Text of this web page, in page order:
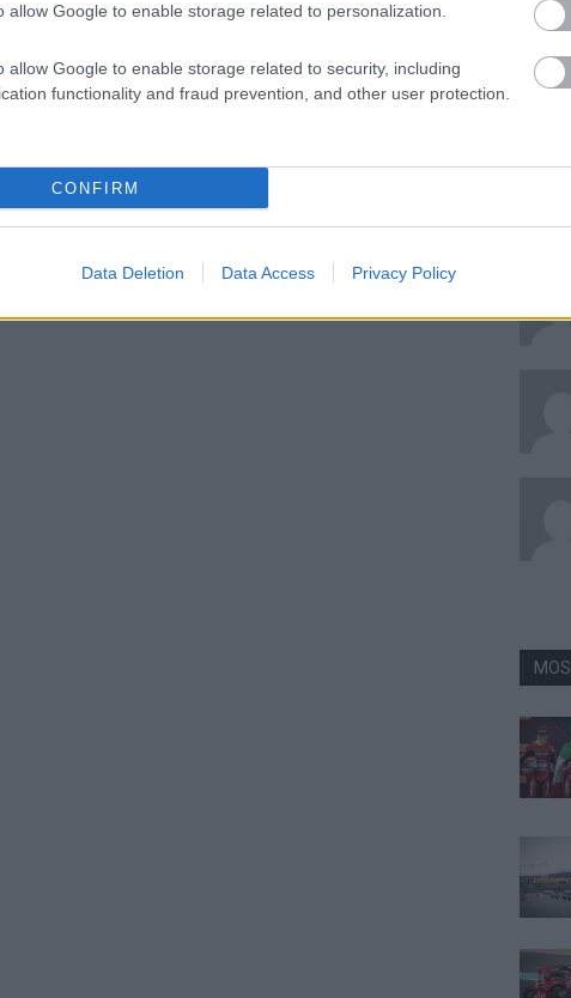
allow Google to enable storage related to personalization.
allow Google to enable storage related to security, including
functionality and fraud prevention, and other user protection.
CONFIRM
Data Deletion Data Access Privacy Policy